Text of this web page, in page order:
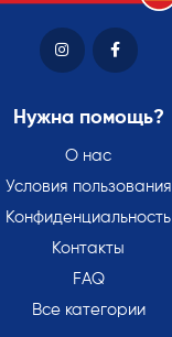
Нужна помощь?
О нас
Условия пользования
Конфиденциальность
Контакты
FAQ
Все категории